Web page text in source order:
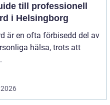
till professionell
i Helsingborg
är en ofta förbisedd del av
hälsa, trots att